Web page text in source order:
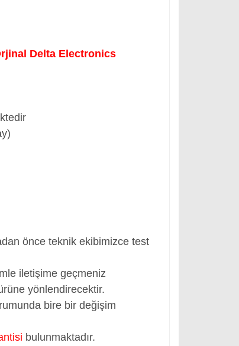
Delta Electronics
önce teknik ekibimizce test
iletişime geçmeniz
yönlendirecektir.
bire bir değişim
bulunmaktadır.